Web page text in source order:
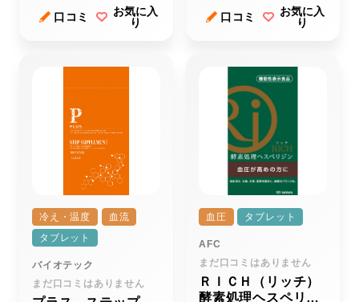
ＵＰＰＬＥＭＥＮ
口コミ
お気に入
り
口コミ
お気に入
り
冷え・温度
血流
タブレット
バイオテック
まだ口コミはありません
血圧 タブレット
AFC
まだ口コミはありません
ＲＩＣＨ（リッチ）
酵素処理ヘスペリジ